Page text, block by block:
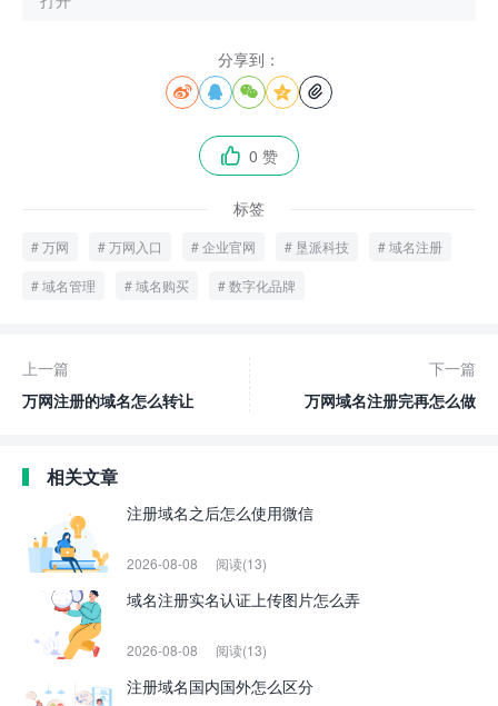
分享到：
    
 0 赞
标签
万网 万网入口 企业官网 垦派科技 域名注册
域名管理 域名购买 数字化品牌
上一篇
万网注册的域名怎么转让
下一篇
万网域名注册完再怎么做
相关文章
注册域名之后怎么使用微信
2026-08-08 阅读(13)
域名注册实名认证上传图片怎么弄
2026-08-08 阅读(13)
注册域名国内国外怎么区分